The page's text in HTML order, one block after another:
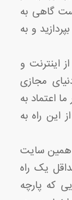
گاهی به
و به
اینترنت و
مجازی
اعتماد به
راه به
همین سایت
یک راه
که پارچه